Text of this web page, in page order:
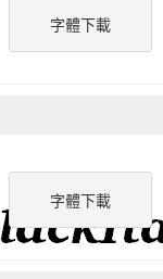
字體下載
字體下載